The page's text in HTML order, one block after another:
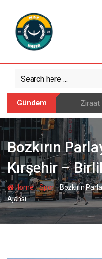
content
Gündem
Bozkırın
Kırşehir –
Home-Spor-Bozkırın
Ajansı